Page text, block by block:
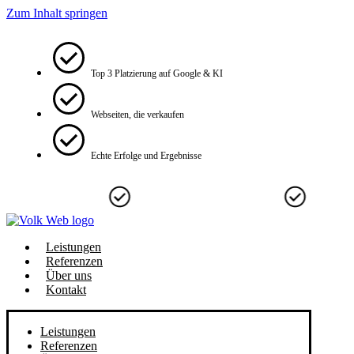
Zum Inhalt springen
Top 3 Platzierung auf Google & KI
Webseiten, die verkaufen
Echte Erfolge und Ergebnisse
Echte Erfolge und Ergebnisse Top 3
Leistungen
Referenzen
Über uns
Kontakt
Leistungen
Referenzen